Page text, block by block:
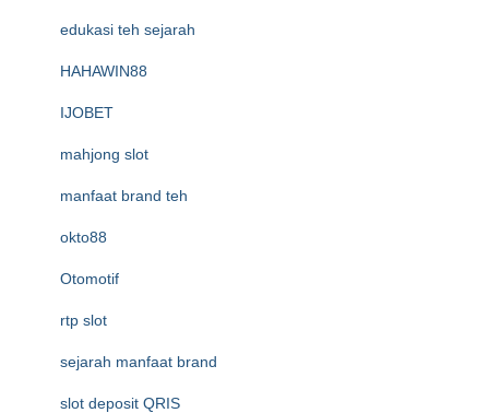
edukasi teh sejarah
HAHAWIN88
IJOBET
mahjong slot
manfaat brand teh
okto88
Otomotif
rtp slot
sejarah manfaat brand
slot deposit QRIS